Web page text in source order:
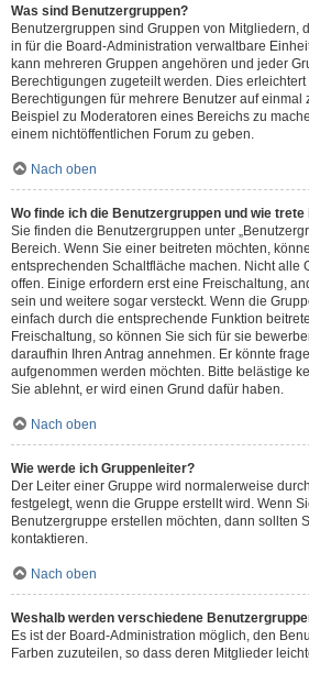
Was sind Benutzergruppen?
Benutzergruppen sind Gruppen von Mitgliedern,
in für die Board-Administration verwaltbare
kann mehreren Gruppen angehören und jeder
Berechtigungen zugeteilt werden. Dies
Berechtigungen für mehrere Benutzer auf einmal
Beispiel zu Moderatoren eines Bereichs zu
einem nichtöffentlichen Forum zu geben.
Nach oben
Wo finde ich die Benutzergruppen und wie trete
Sie finden die Benutzergruppen unter
Bereich. Wenn Sie einer beitreten möchten,
entsprechenden Schaltfläche machen. Nicht alle
offen. Einige erfordern erst eine Freischaltung,
sein und weitere sogar versteckt. Wenn die
einfach durch die entsprechende Funktion
Freischaltung, so können Sie sich für sie
daraufhin Ihren Antrag annehmen. Er könnte
aufgenommen werden möchten. Bitte belästige
Sie ablehnt, er wird einen Grund dafür haben.
Nach oben
Wie werde ich Gruppenleiter?
Der Leiter einer Gruppe wird normalerweise
festgelegt, wenn die Gruppe erstellt wird. Wenn
Benutzergruppe erstellen möchten, dann sollten
kontaktieren.
Nach oben
Weshalb werden verschiedene
Es ist der Board-Administration möglich, den
Farben zuzuteilen, so dass deren Mitglieder